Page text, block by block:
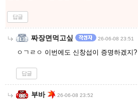
답글
짜장면먹고싶 26-06-08 23:51
ㅇㄱㄹㅇ 이번에도 신창섭이 증명하겠지?
답글
부바 26-06-08 23:52